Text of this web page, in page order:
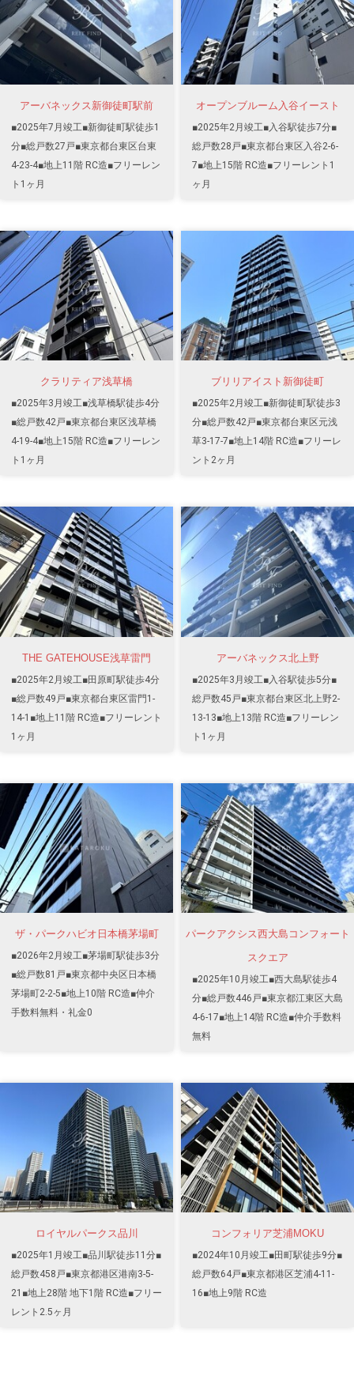
アーバネックス新御徒町駅前
■2025年7月竣工■新御徒町駅徒歩1
分■総戸数27戸■東京都台東区台東
4-23-4■地上11階 RC造■フリーレン
ト1ヶ月
オープンブルーム入谷イースト
■2025年2月竣工■入谷駅徒歩7分■
総戸数28戸■東京都台東区入谷2-6-
7■地上15階 RC造■フリーレント1
ヶ月
クラリティア浅草橋
■2025年3月竣工■浅草橋駅徒歩4分
■総戸数42戸■東京都台東区浅草橋
4-19-4■地上15階 RC造■フリーレン
ト1ヶ月
ブリリアイスト新御徒町
■2025年2月竣工■新御徒町駅徒歩3
分■総戸数42戸■東京都台東区元浅
草3-17-7■地上14階 RC造■フリーレ
ント2ヶ月
THE GATEHOUSE浅草雷門
■2025年2月竣工■田原町駅徒歩4分
■総戸数49戸■東京都台東区雷門1-
14-1■地上11階 RC造■フリーレント
1ヶ月
アーバネックス北上野
■2025年3月竣工■入谷駅徒歩5分■
総戸数45戸■東京都台東区北上野2-
13-13■地上13階 RC造■フリーレン
ト1ヶ月
ザ・パークハビオ日本橋茅場町
■2026年2月竣工■茅場町駅徒歩3分
■総戸数81戸■東京都中央区日本橋
茅場町2-2-5■地上10階 RC造■仲介
手数料無料・礼金0
パークアクシス西大島コンフォート
スクエア
■2025年10月竣工■西大島駅徒歩4
分■総戸数446戸■東京都江東区大島
4-6-17■地上14階 RC造■仲介手数料
無料
ロイヤルパークス品川
■2025年1月竣工■品川駅徒歩11分■
総戸数458戸■東京都港区港南3-5-
21■地上28階 地下1階 RC造■フリー
レント2.5ヶ月
コンフォリア芝浦MOKU
■2024年10月竣工■田町駅徒歩9分■
総戸数64戸■東京都港区芝浦4-11-
16■地上9階 RC造